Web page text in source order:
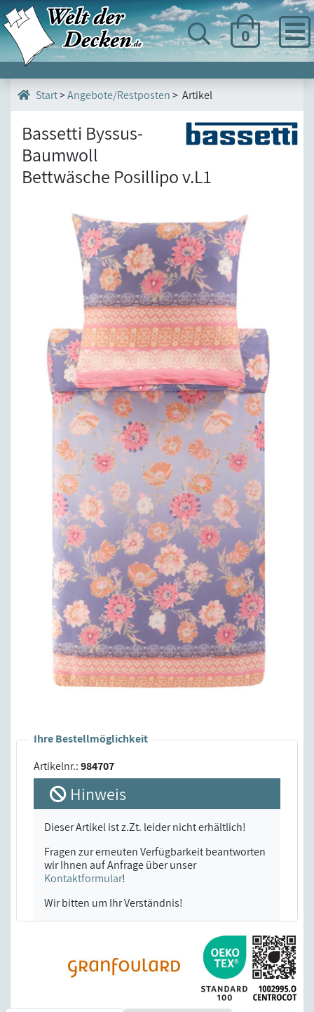
0
Start>Angebote/Restposten> Artikel
Bassetti Byssus-
Baumwoll
Bettwäsche Posillipo v.L1
Ihre Bestellmöglichkeit
Artikelnr.:984707
Hinweis
Dieser Artikel ist z.Zt. leider nicht erhältlich!
Fragen zur erneuten Verfügbarkeit beantworten
wir Ihnen auf Anfrage über unser
Kontaktformular!
Wir bitten um Ihr Verständnis!